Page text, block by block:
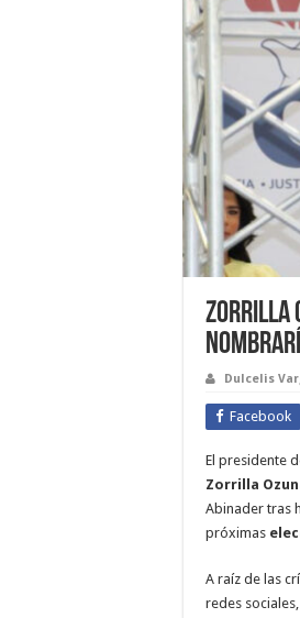
Zorrilla
Dulcelis
Facebook
El presidente
Zorrilla
Abinader tras
próximas
A raíz de las
redes sociales,